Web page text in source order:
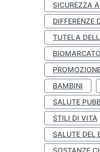
SICUREZZA
DIFFERENZE
TUTELA
BAMBINI
SALUTE
STILI DI VITA
SALUTE DEL
SOSTANZE